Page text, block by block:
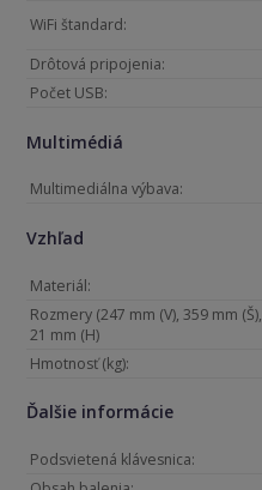
WiFi štandard:
Drôtová pripojenia:
Počet USB:
Multimédiá
Multimediálna výbava:
Vzhľad
Materiál:
Rozmery (247 mm (V), 359 mm (Š),
21 mm (H)
Hmotnosť (kg):
Ďalšie informácie
Podsvietená klávesnica: